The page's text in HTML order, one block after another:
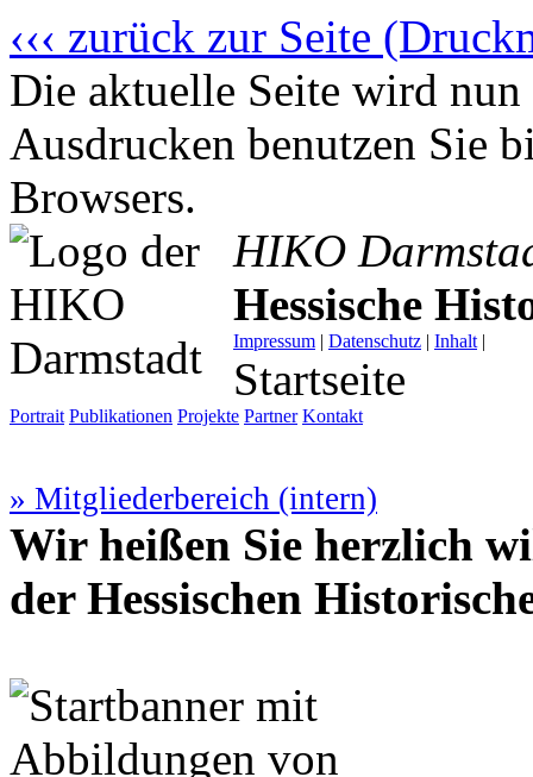
‹‹‹ zurück zur Seite
Die aktuelle Seite wird
Ausdrucken benutzen Sie
Browsers.
HIKO
Hessische
Impressum | Datenschutz | Inhalt |
Startseite
Portrait Publikationen Projekte Partner Kontakt
» Mitgliederbereich (intern)
Wir heißen Sie herzlich
der Hessischen